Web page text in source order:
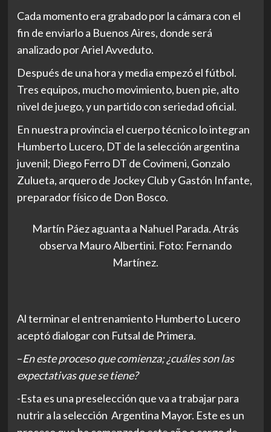
Cada momento era grabado por la cámara con el
fin de enviarlo a Buenos Aires, donde será
analizado por Ariel Avveduto.
Después de una hora y media empezó el fútbol.
Tres equipos, mucho movimiento, buen pie, alto
nivel de juego, y un partido con seriedad oficial.
En nuestra provincia el cuerpo técnico lo integran
Humberto Lucero, DT de la selección argentina
juvenil; Diego Ferro DT de Covimeni, Gonzalo
Zulueta, arquero de Jockey Club y Gastón Infante,
preparador físico de Don Bosco.
Martín Páez aguanta a Nahuel Parada. Atrás
observa Mauro Albertini. Foto: Fernando
Martínez.
Al terminar el entrenamiento Humberto Lucero
aceptó dialogar con Futsal de Primera.
–En este proceso que comienza; ¿cuáles son las
expectativas que se tiene?
-Esta es una preselección que va a trabajar para
nutrir a la selección Argentina Mayor. Este es un